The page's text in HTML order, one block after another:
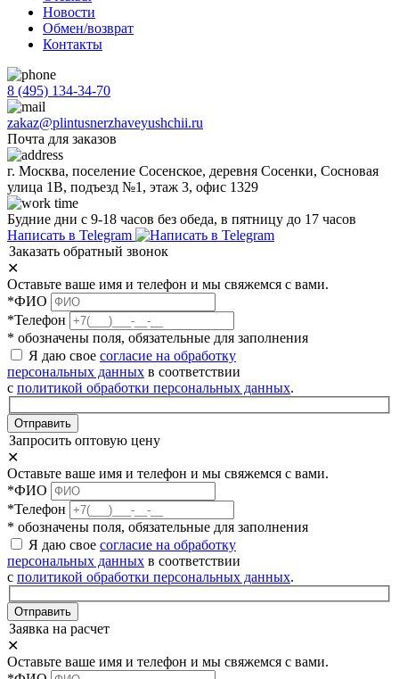
Новости
Обмен/возврат
Контакты
8 (495) 134-34-70
zakaz@plintusnerzhaveyushchii.ru
Почта для заказов
г. Москва, поселение Сосенское, деревня Сосенки, Сосновая
улица 1В, подъезд №1, этаж 3, офис 1329
Будние дни с 9-18 часов без обеда, в пятницу до 17 часов
Написать в Telegram
Заказать обратный звонок
✕
Оставьте ваше имя и телефон и мы свяжемся с вами.
*ФИО
*Телефон
* обозначены поля, обязательные для заполнения
Я даю свое согласие на обработку
персональных данных в соответствии
с политикой обработки персональных данных.
Отправить
Запросить оптовую цену
✕
Оставьте ваше имя и телефон и мы свяжемся с вами.
*ФИО
*Телефон
* обозначены поля, обязательные для заполнения
Я даю свое согласие на обработку
персональных данных в соответствии
с политикой обработки персональных данных.
Отправить
Заявка на расчет
✕
Оставьте ваше имя и телефон и мы свяжемся с вами.